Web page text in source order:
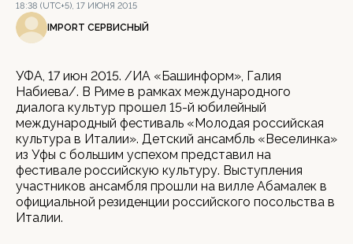
18:38 (UTC+5), 17 ИЮНЯ 2015
IMPORT СЕРВИСНЫЙ
УФА, 17 июн 2015. /ИА «Башинформ», Галия
Набиева/. В Риме в рамках международного
диалога культур прошел 15-й юбилейный
международный фестиваль «Молодая российская
культура в Италии». Детский ансамбль «Веселинка»
из Уфы с большим успехом представил на
фестивале российскую культуру. Выступления
участников ансамбля прошли на вилле Абамалек в
официальной резиденции российского посольства в
Италии.